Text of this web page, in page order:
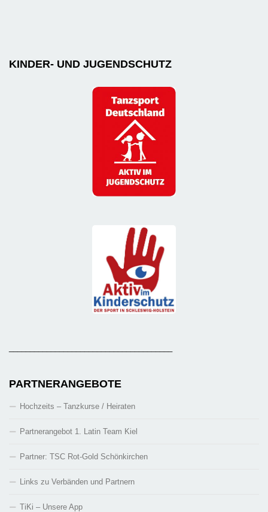
KINDER- UND JUGENDSCHUTZ
PARTNERANGEBOTE
Hochzeits – Tanzkurse / Heiraten
Partnerangebot 1. Latin Team Kiel
Partner: TSC Rot-Gold Schönkirchen
Links zu Verbänden und Partnern
TiKi – Unsere App